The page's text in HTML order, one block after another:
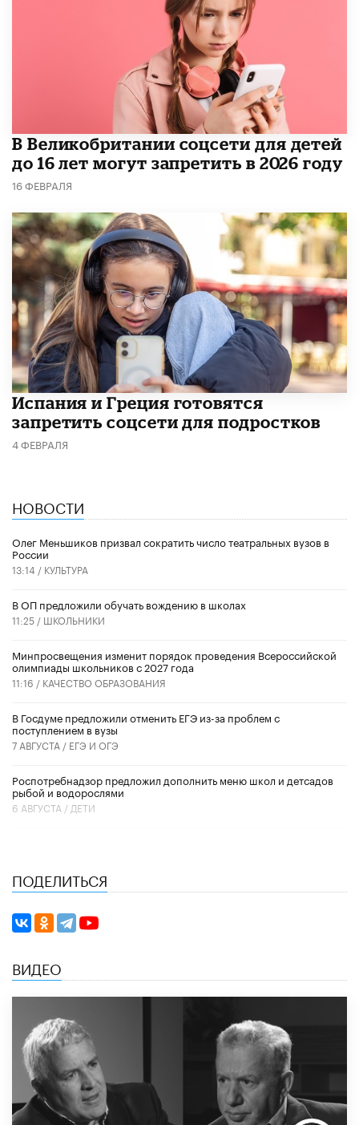
В Великобритании соцсети для детей
до 16 лет могут запретить в 2026 году
16 ФЕВРАЛЯ
Испания и Греция готовятся
запретить соцсети для подростков
4 ФЕВРАЛЯ
НОВОСТИ
Олег Меньшиков призвал сократить число театральных вузов в
России
13:14 / КУЛЬТУРА
В ОП предложили обучать вождению в школах
11:25 / ШКОЛЬНИКИ
Минпросвещения изменит порядок проведения Всероссийской
олимпиады школьников с 2027 года
11:16 / КАЧЕСТВО ОБРАЗОВАНИЯ
В Госдуме предложили отменить ЕГЭ из-за проблем с
поступлением в вузы
7 АВГУСТА / ЕГЭ И ОГЭ
Роспотребнадзор предложил дополнить меню школ и детсадов
рыбой и водорослями
6 АВГУСТА / ДЕТИ
ПОДЕЛИТЬСЯ
ВИДЕО